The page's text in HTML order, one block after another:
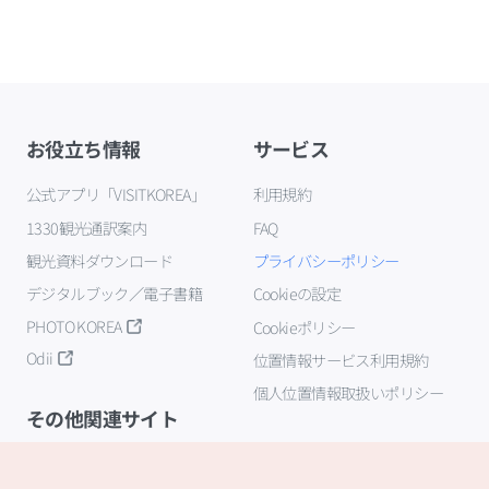
お役立ち情報
公式アプリ「VISITKOREA」
1330観光通訳案内
観光資料ダウンロード
デジタルブック／電子書籍
PHOTO KOREA
Odii
サービス
利用規約
FAQ
プライバシーポリシー
Cookieの設定
Cookieポリシー
位置情報サービス利用規約
個人位置情報取扱いポリシー
その他関連サイト